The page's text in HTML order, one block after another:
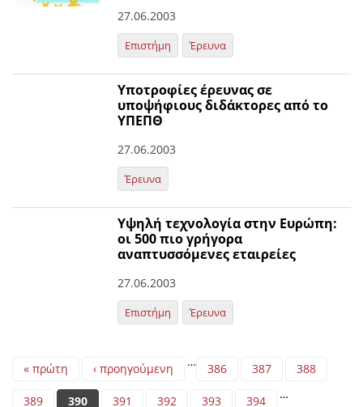
27.06.2003
Επιστήμη Έρευνα
Υποτροφίες έρευνας σε
υποψήφιους διδάκτορες από το
ΥΠΕΠΘ
27.06.2003
Έρευνα
Υψηλή τεχνολογία στην Ευρώπη:
οι 500 πιο γρήγορα
αναπτυσσόμενες εταιρείες
27.06.2003
Επιστήμη Έρευνα
Pages
« πρώτη ‹ προηγούμενη … 386 387 388
389 390 391 392 393 394 …